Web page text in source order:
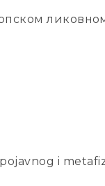
ликовном
i